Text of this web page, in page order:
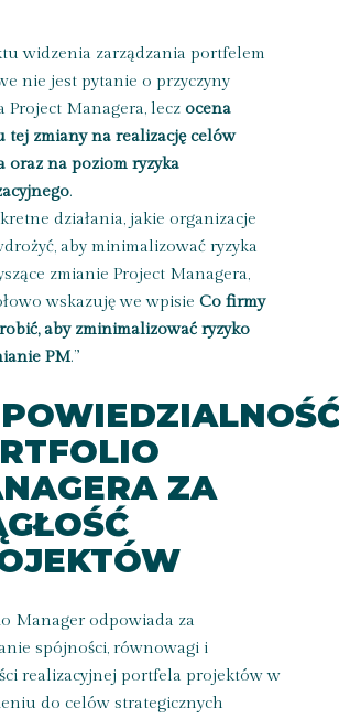
widzenia zarządzania portfelem
nie jest pytanie o przyczyny
Project Managera, lecz ocena
tej zmiany na realizację celów
oraz na poziom ryzyka
.
działania, jakie organizacje
aby minimalizować ryzyka
zmianie Project Managera,
wskazuję we wpisie Co firmy
aby zminimalizować ryzyko
PM.”
ZA
Manager odpowiada za
spójności, równowagi i
realizacyjnej portfela projektów w
do celów strategicznych